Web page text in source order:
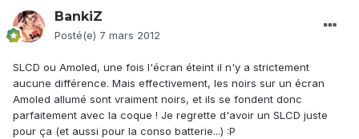
BankiZ
Posté(e) 7 mars 2012
SLCD ou Amoled, une fois l'écran éteint il n'y a strictement
aucune différence. Mais effectivement, les noirs sur un écran
Amoled allumé sont vraiment noirs, et ils se fondent donc
parfaitement avec la coque ! Je regrette d'avoir un SLCD juste
pour ça (et aussi pour la conso batterie...) :P